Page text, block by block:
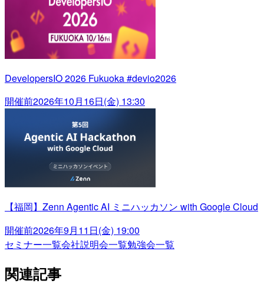
DevelopersIO 2026 Fukuoka #devio2026
開催前2026年10月16日(金) 13:30
【福岡】Zenn Agentic AI ミニハッカソン with Google Cloud
開催前2026年9月11日(金) 19:00
セミナー一覧会社説明会一覧勉強会一覧
関連記事